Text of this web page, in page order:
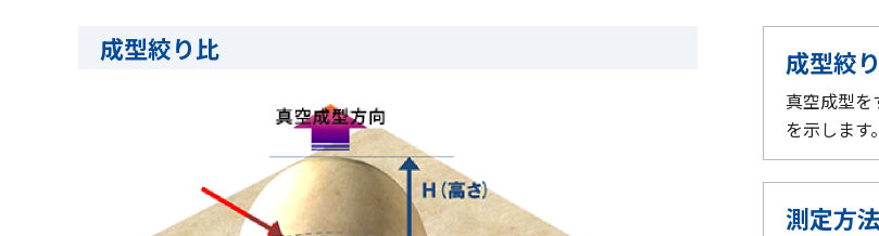
成型絞り比 成型絞
真空成型
を示します。
測定方